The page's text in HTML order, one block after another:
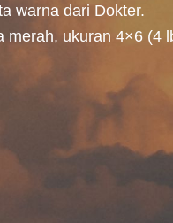
warna dari Dokter.
merah, ukuran 4×6 (4